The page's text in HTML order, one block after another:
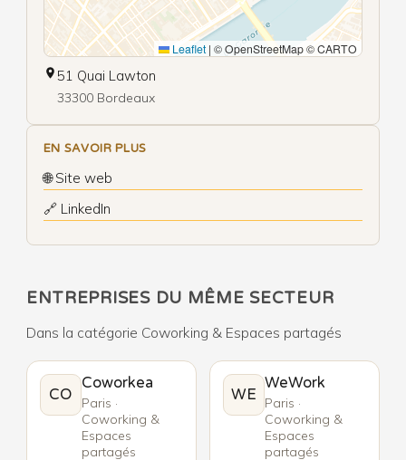
Leaflet | © OpenStreetMap © CARTO
51 Quai Lawton
33300 Bordeaux
EN SAVOIR PLUS
🌐 Site web
🔗 LinkedIn
ENTREPRISES DU MÊME SECTEUR
Dans la catégorie Coworking & Espaces partagés
CO
Coworkea
Paris ·
Coworking &
Espaces
partagés
WE
WeWork
Paris ·
Coworking &
Espaces
partagés